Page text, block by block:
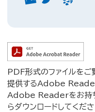
PDF形式のファイルを
提供するAdobe Reader
Adobe Readerをお持ち
らダウンロードしてくださ